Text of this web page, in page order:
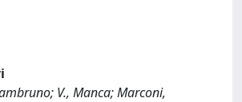
V., Manca; Marconi,